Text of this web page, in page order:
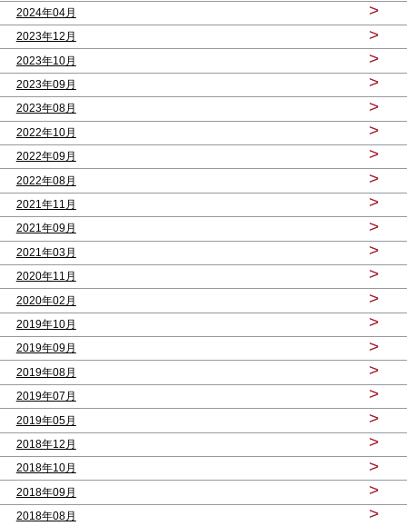
2024年04月 >
2023年12月 >
2023年10月 >
2023年09月 >
2023年08月 >
2022年10月 >
2022年09月 >
2022年08月 >
2021年11月 >
2021年09月 >
2021年03月 >
2020年11月 >
2020年02月 >
2019年10月 >
2019年09月 >
2019年08月 >
2019年07月 >
2019年05月 >
2018年12月 >
2018年10月 >
2018年09月 >
2018年08月 >